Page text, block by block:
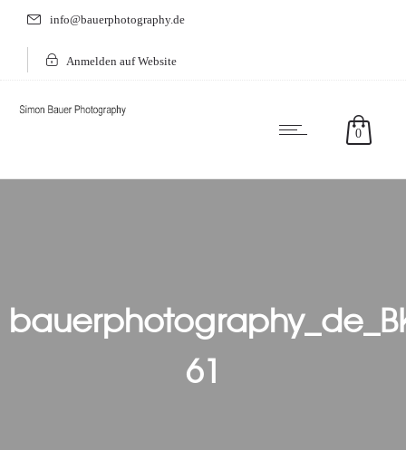
info@bauerphotography.de
Anmelden auf Website
0
61